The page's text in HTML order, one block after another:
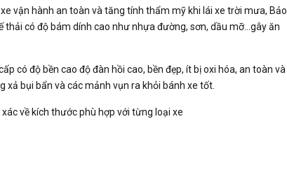
vận hành an toàn và tăng tính thẩm mỹ khi lái xe trời mưa, Bảo
thải có độ bám dính cao như nhựa đường, sơn, dầu mỡ…gây ăn
có độ bền cao độ đàn hồi cao, bền đẹp, ít bị oxi hóa, an toàn và
bụi bẩn và các mảnh vụn ra khỏi bánh xe tốt.
về kích thước phù hợp với từng loại xe